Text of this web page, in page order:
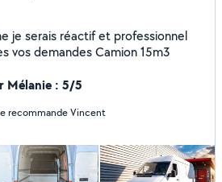
je serais réactif et professionnel
pour répondre à toutes vos demandes Camion 15m3
Mélanie : 5/5
recommande Vincent